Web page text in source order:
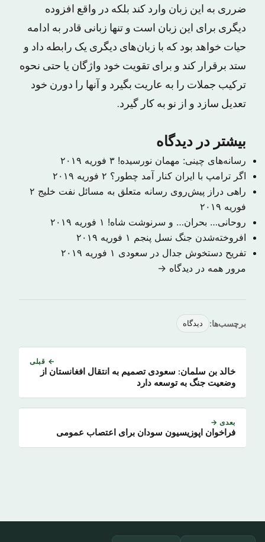
ضرری به این زبان وارد کند بلکه در واقع افزوده
دیگری برای این زبان است و تنها زبانی قادر به ادامه
حیات خواهد بود که با زبان‌های دیگری یک رابطه داد و
ستد برقرار کند و برای تقویت خود واژگان یا حتی نحوه
ترکیب جملات را به عاریت بگیرد و آنها را دورن خود
تعدیل سازد و از نو به کار گیرد.
بیشتر در دیدگاه
رسانه‌های چینی: مهمان نورسیده! ۳ فوریه ۲۰۱۹
اگر ترامپ با ایران کنار آمد چطور؟ ۲ فوریه ۲۰۱۹
راهی دراز پیش‌روی رسانه متعلق به مسائل نفت خلیج ۲
فوریه ۲۰۱۹
روحانی… بحران… و سرنوشت شاه! ۱ فوریه ۲۰۱۹
افروخته‌شدن جنگ نسل پنجم ۱ فوریه ۲۰۱۹
تفریح دستخوش جدال در سعودی ۱ فوریه ۲۰۱۹
مرور همه در دیدگاه →
برچسب‌ها: دیدگاه
← قبلی
خالد بن سلمان: سعودی تصمیم به انتقال افغانستان از
وضعیت جنگ به توسعه دارد
بعدی →
فراخوان اپوزیسیون سودان برای اعتصاب عمومی